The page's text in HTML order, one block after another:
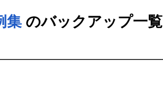
集のバックアップ一覧